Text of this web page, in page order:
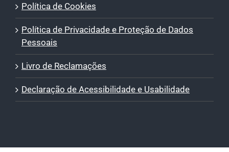
Política de Cookies
Política de Privacidade e Proteção de Dados
Pessoais
Livro de Reclamações
Declaração de Acessibilidade e Usabilidade